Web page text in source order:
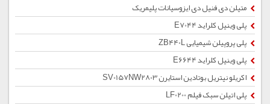
متیلن دی فنیل دی ایزوسیانات پلیمریک
پلی وینیل کلراید E7044
پلی پروپیلن شیمیایی ZB440L
پلی وینیل کلراید E6644
اکریلو نیتریل بوتادین استایرن SV0157NW2803
پلی اتیلن سبک فیلم LF0200